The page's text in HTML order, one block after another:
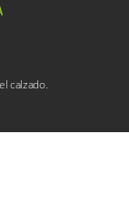
calzado.